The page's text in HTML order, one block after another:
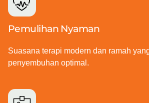
Pemulihan Nyaman
Suasana terapi modern dan ramah
penyembuhan optimal.